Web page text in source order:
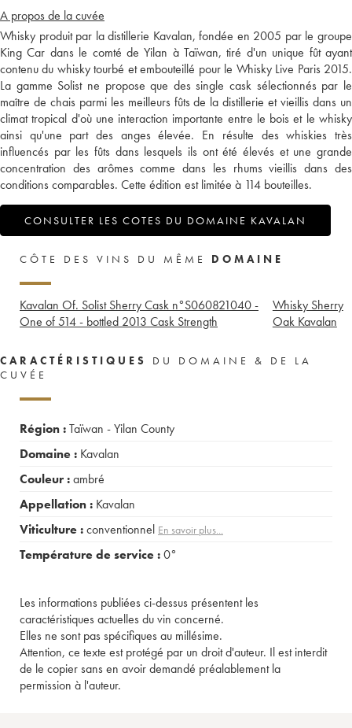
A propos de la cuvée
Whisky produit par la distillerie Kavalan, fondée en 2005 par le groupe
King Car dans le comté de Yilan à Taïwan, tiré d'un unique fût ayant
contenu du whisky tourbé et embouteillé pour le Whisky Live Paris 2015.
La gamme Solist ne propose que des single cask sélectionnés par le
maître de chais parmi les meilleurs fûts de la distillerie et vieillis dans un
climat tropical d'où une interaction importante entre le bois et le whisky
ainsi qu'une part des anges élevée. En résulte des whiskies très
influencés par les fûts dans lesquels ils ont été élevés et une grande
concentration des arômes comme dans les rhums vieillis dans des
conditions comparables. Cette édition est limitée à 114 bouteilles.
CONSULTER LES COTES DU DOMAINE KAVALAN
CÔTE DES VINS DU MÊME DOMAINE
Kavalan Of. Solist Sherry Cask n°S060821040 -
One of 514 - bottled 2013 Cask Strength
Whisky Sherry
Oak Kavalan
CARACTÉRISTIQUES
DU DOMAINE & DE LA
CUVÉE
Région :Taïwan - Yilan County
Domaine : Kavalan
Couleur :ambré
Appellation : Kavalan
Viticulture :conventionnel En savoir plus...
Température de service :0°
Les informations publiées ci-dessus présentent les
caractéristiques actuelles du vin concerné.
Elles ne sont pas spécifiques au millésime.
Attention, ce texte est protégé par un droit d'auteur. Il est interdit
de le copier sans en avoir demandé préalablement la
permission à l'auteur.